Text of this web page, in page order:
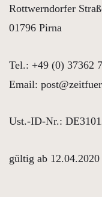
Rottwerndorfer
01796 Pirna
Tel.: +49 (0) 37362
Email:
Ust.-ID-Nr.:
gültig ab 12.04.2020